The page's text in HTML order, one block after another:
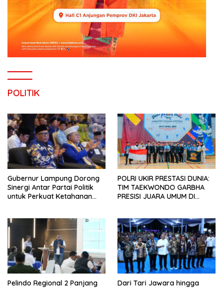
POLITIK
Gubernur Lampung Dorong
Sinergi Antar Partai Politik
untuk Perkuat Ketahanan
POLRI UKIR PRESTASI DUNIA:
TIM TAEKWONDO GARBHA
PRESISI JUARA UMUM DI
Pelindo Regional 2 Panjang
Dari Tari Jawara hingga